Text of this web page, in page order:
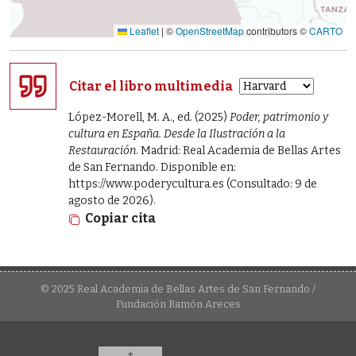
Leaflet | ©OpenStreetMapcontributors ©CARTO
Citar el libro multimedia
López-Morell, M. A., ed. (2025) Poder, patrimonio y
cultura en España. Desde la Ilustración a la
Restauración. Madrid: Real Academia de Bellas Artes
de San Fernando. Disponible en:
https://www.poderycultura.es (Consultado: 9 de
agosto de 2026).
Copiar cita
© 2025 Real Academia de Bellas Artes de San Fernando /
Fundación Ramón Areces